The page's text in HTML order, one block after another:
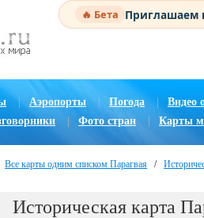
🔥 Бета Приглашаем
| Аэропорты Погода | Видео
Фото стран Карты
Все карты одним списком Парагвая /
Историческая карта